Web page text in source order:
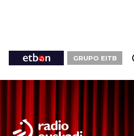
GRUPO EITB